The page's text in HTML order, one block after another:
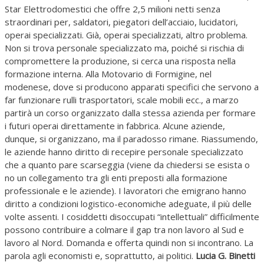
Star Elettrodomestici che offre 2,5 milioni netti senza
straordinari per, saldatori, piegatori dell’acciaio, lucidatori,
operai specializzati. Già, operai specializzati, altro problema.
Non si trova personale specializzato ma, poiché si rischia di
compromettere la produzione, si cerca una risposta nella
formazione interna. Alla Motovario di Formigine, nel
modenese, dove si producono apparati specifici che servono a
far funzionare rulli trasportatori, scale mobili ecc., a marzo
partirà un corso organizzato dalla stessa azienda per formare
i futuri operai direttamente in fabbrica. Alcune aziende,
dunque, si organizzano, ma il paradosso rimane. Riassumendo,
le aziende hanno diritto di recepire personale specializzato
che a quanto pare scarseggia (viene da chiedersi se esista o
no un collegamento tra gli enti preposti alla formazione
professionale e le aziende). I lavoratori che emigrano hanno
diritto a condizioni logistico-economiche adeguate, il più delle
volte assenti. I cosiddetti disoccupati “intellettuali” difficilmente
possono contribuire a colmare il gap tra non lavoro al Sud e
lavoro al Nord. Domanda e offerta quindi non si incontrano. La
parola agli economisti e, soprattutto, ai politici. Lucia G. Binetti